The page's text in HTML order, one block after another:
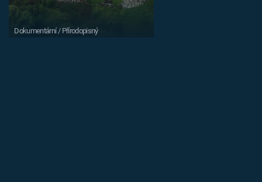
Dokumentární / Přírodopisný